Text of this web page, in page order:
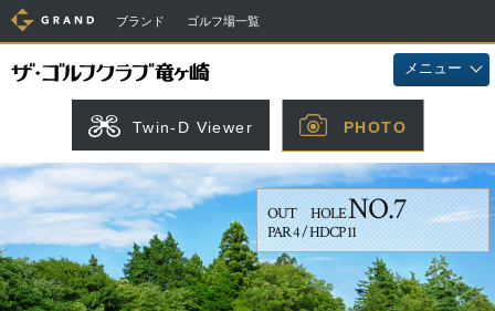
ブランド ゴルフ場一覧
メニュー
Twin-D Viewer PHOTO
OUT HOLENO.7
PAR 4 / HDCP 11